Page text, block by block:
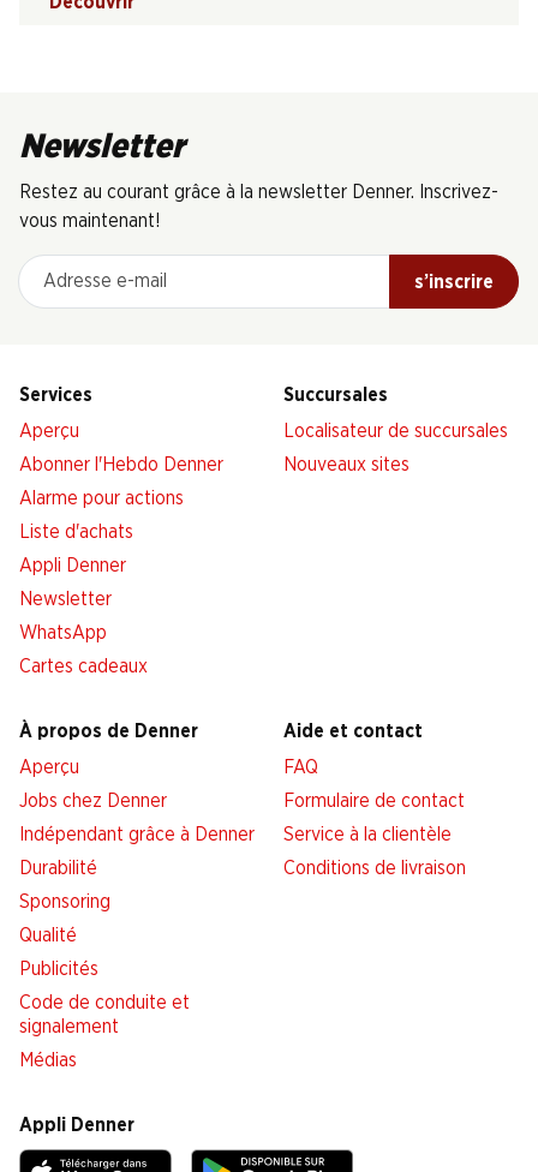
Newsletter
Restez au courant grâce à la newsletter Denner. Inscrivez-
vous maintenant!
Adresse e-mail
s’inscrire
Services
Aperçu
Abonner l'Hebdo Denner
Alarme pour actions
Liste d'achats
Appli Denner
Newsletter
WhatsApp
Cartes cadeaux
Succursales
Localisateur de succursales
Nouveaux sites
À propos de Denner
Aperçu
Jobs chez Denner
Indépendant grâce à Denner
Durabilité
Sponsoring
Qualité
Publicités
Code de conduite et
signalement
Médias
Aide et contact
FAQ
Formulaire de contact
Service à la clientèle
Conditions de livraison
Appli Denner